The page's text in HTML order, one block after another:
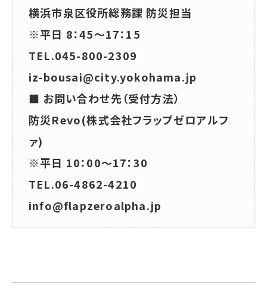
横浜市泉区役所総務課 防災担当
※平日 8：45～17：15
TEL.045-800-2309
iz-bousai@city.yokohama.jp
■ お問い合わせ先（受付方法）
防災Revo(株式会社フラップゼロアルフ
ァ)
※平日 10：00～17：30
TEL.06-4862-4210
info@flapzeroalpha.jp